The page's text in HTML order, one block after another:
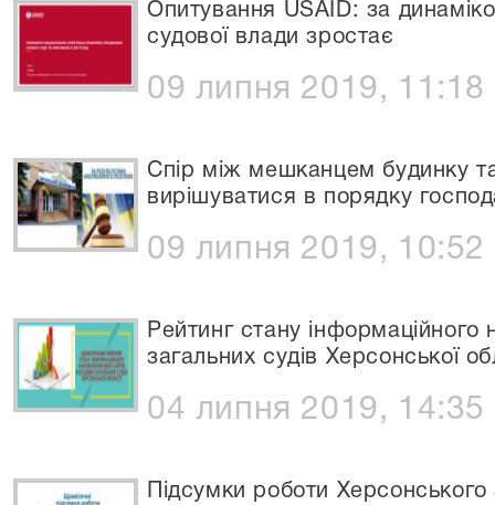
Опитування USAID: за
судової влади зростає
09 липня 2019, 11:18
Спір між мешканцем будинку
вирішуватися в порядку
09 липня 2019, 10:52
Рейтинг стану інформаційного
загальних судів Херсонської
04 липня 2019, 14:35
Підсумки роботи